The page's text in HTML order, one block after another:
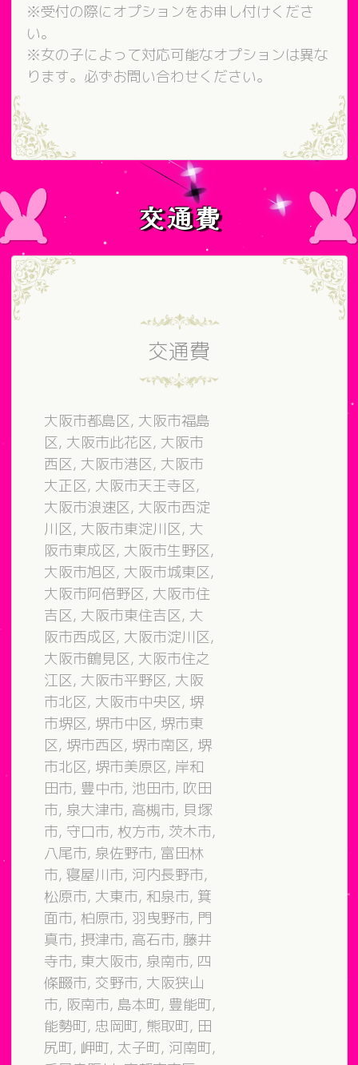
※受付の際にオプションをお申し付けくださ
い。
※女の子によって対応可能なオプションは異な
ります。必ずお問い合わせください。
交通費
交通費
大阪市都島区, 大阪市福島
区, 大阪市此花区, 大阪市
西区, 大阪市港区, 大阪市
大正区, 大阪市天王寺区,
大阪市浪速区, 大阪市西淀
川区, 大阪市東淀川区, 大
阪市東成区, 大阪市生野区,
大阪市旭区, 大阪市城東区,
大阪市阿倍野区, 大阪市住
吉区, 大阪市東住吉区, 大
阪市西成区, 大阪市淀川区,
大阪市鶴見区, 大阪市住之
江区, 大阪市平野区, 大阪
市北区, 大阪市中央区, 堺
市堺区, 堺市中区, 堺市東
区, 堺市西区, 堺市南区, 堺
市北区, 堺市美原区, 岸和
田市, 豊中市, 池田市, 吹田
市, 泉大津市, 高槻市, 貝塚
市, 守口市, 枚方市, 茨木市,
八尾市, 泉佐野市, 富田林
市, 寝屋川市, 河内長野市,
松原市, 大東市, 和泉市, 箕
面市, 柏原市, 羽曳野市, 門
真市, 摂津市, 高石市, 藤井
寺市, 東大阪市, 泉南市, 四
條畷市, 交野市, 大阪狭山
市, 阪南市, 島本町, 豊能町,
能勢町, 忠岡町, 熊取町, 田
尻町, 岬町, 太子町, 河南町,